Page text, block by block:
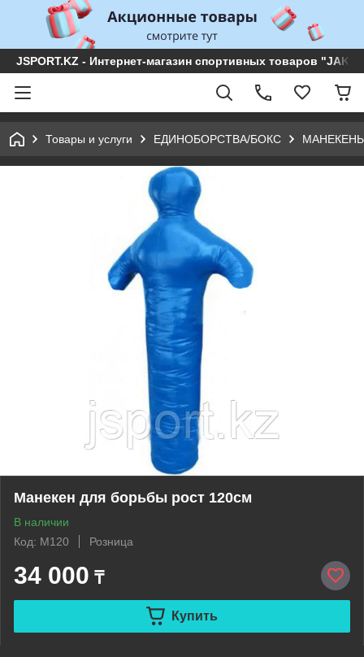
JSPORT.KZ - Интернет-магазин спортивных товаров
Товары и услуги ЕДИНОБОРСТВА/БОКС
Манекен для борьбы рост 120см
В наличии
Код: M120
Розница
34 000 ₸
Купить